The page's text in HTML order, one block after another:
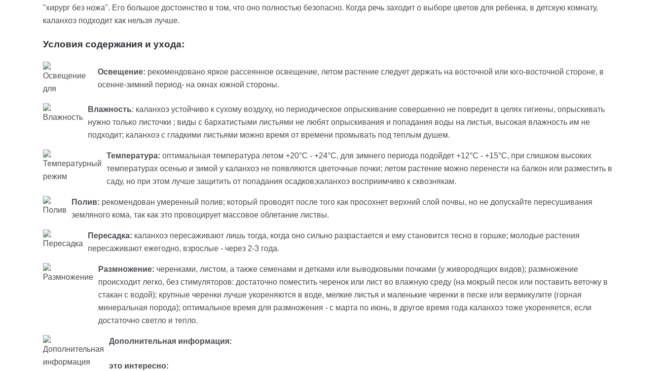
"хирург без ножа". Его большое достоинство в том, что оно полностью безопасно. Когда речь заходит о выборе цветов для ребенка, в детскую комнату,
каланхоэ подходит как нельзя лучше.
Условия содержания и ухода:
Освещение: рекомендовано яркое рассеянное освещение, летом растение следует держать на восточной или юго-восточной стороне, в
осенне-зимний период- на окнах южной стороны.
Влажность: каланхоэ устойчиво к сухому воздуху, но периодическое опрыскивание совершенно не повредит в целях гигиены, опрыскивать
нужно только листочки ; виды с бархатистыми листьями не любят опрыскивания и попадания воды на листья, высокая влажность им не
подходит; каланхоэ с гладкими листьями можно время от времени промывать под теплым душем.
Температура: оптимальная температура летом +20°C - +24°C, для зимнего периода подойдет +12°C - +15°C, при слишком высоких
температурах осенью и зимой у каланхоэ не появляются цветочные почки; летом растение можно перенести на балкон или разместить в
саду, но при этом лучше защитить от попадания осадков;каланхоэ восприимчиво к сквознякам.
Полив: рекомендован умеренный полив; который проводят после того как просохнет верхний слой почвы, но не допускайте пересушивания
земляного кома, так как это провоцирует массовое облетание листвы.
Пересадка: каланхоэ пересаживают лишь тогда, когда оно сильно разрастается и ему становится тесно в горшке; молодые растения
пересаживают ежегодно, взрослые - через 2-3 года.
Размножение: черенками, листом, а также семенами и детками или выводковыми почками (у живородящих видов); размножение
происходит легко, без стимуляторов: достаточно поместить черенок или лист во влажную среду (на мокрый песок или поставить веточку в
стакан с водой); крупные черенки лучше укореняются в воде, мелкие листья и маленькие черенки в песке или вермикулите (горная
минеральная порода); оптимальное время для размножения - с марта по июнь, в другое время года каланхоэ тоже укореняется, если
достаточно светло и тепло.
Дополнительная информация:
это интересно: